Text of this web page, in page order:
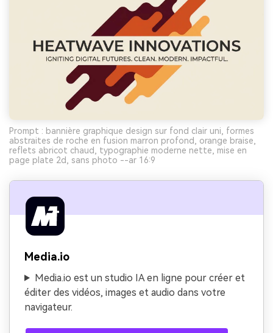
Prompt : bannière graphique design sur fond clair uni, formes
abstraites de roche en fusion marron profond, orange braise,
reflets abricot chaud, typographie moderne nette, mise en
page plate 2d, sans photo --ar 16:9
Media.io
Media.io est un studio IA en ligne pour créer et
éditer des vidéos, images et audio dans votre
navigateur.